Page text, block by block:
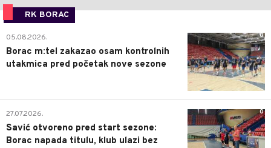
RK BORAC
0
05.08.2026.
Borac m:tel zakazao osam kontrolnih
utakmica pred početak nove sezone
0
27.07.2026.
Savić otvoreno pred start sezone:
Borac napada titulu, klub ulazi bez